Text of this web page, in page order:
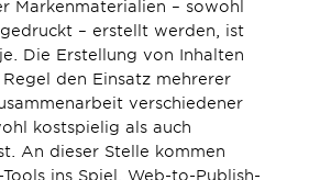
Markenmaterialien – sowohl
– erstellt werden, ist
Die Erstellung von Inhalten
den Einsatz mehrerer
verschiedener
kostspielig als auch
An dieser Stelle kommen
ins Spiel. Web-to-Publish-